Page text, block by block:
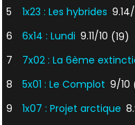
5
1x23 : Les hybrides
6
6x14 : Lundi 9.11/10 (19)
7
7x02 : La 6ème
8
5x01 : Le Complot 9/10
9
1x07 : Projet arctique